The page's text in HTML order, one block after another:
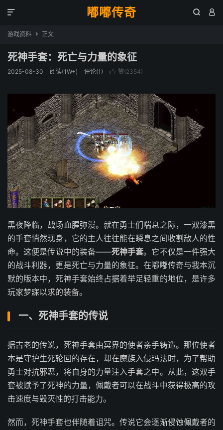
嘟嘟传奇  

游戏资料  正文
死神手套：死亡与力量的象征
2025-08-30 阅读(1W+) 评论(1)  赞(2354)
黑夜降临，战场血腥弥漫。就在勇士们喘息之际，一双漆黑
的手套悄然现身，它的主人往往能在瞬息之间收割敌人的性
命。这便是传说中的装备——死神手套。它不仅是一件强大
的战斗利器，更是死亡与力量的象征。在嘟嘟传奇与我本沉
默的版本中，死神手套始终占据着举足轻重的地位，是许多
玩家梦寐以求的装备。
一、死神手套的传说
据古老的传说，死神手套由冥界的使者亲手铸造。那位使者
本是守护生死轮回的存在，却在魔族入侵玛法时，为了帮助
勇士对抗邪恶，将自身的力量注入手套之中。从此，这双手
套被赋予了死神的力量，佩戴者可以在战斗中获得极高的攻
击速度与毁灭性的打击能力。
然而，死神手套也伴随着诅咒。传说它会逐渐侵蚀佩戴者的